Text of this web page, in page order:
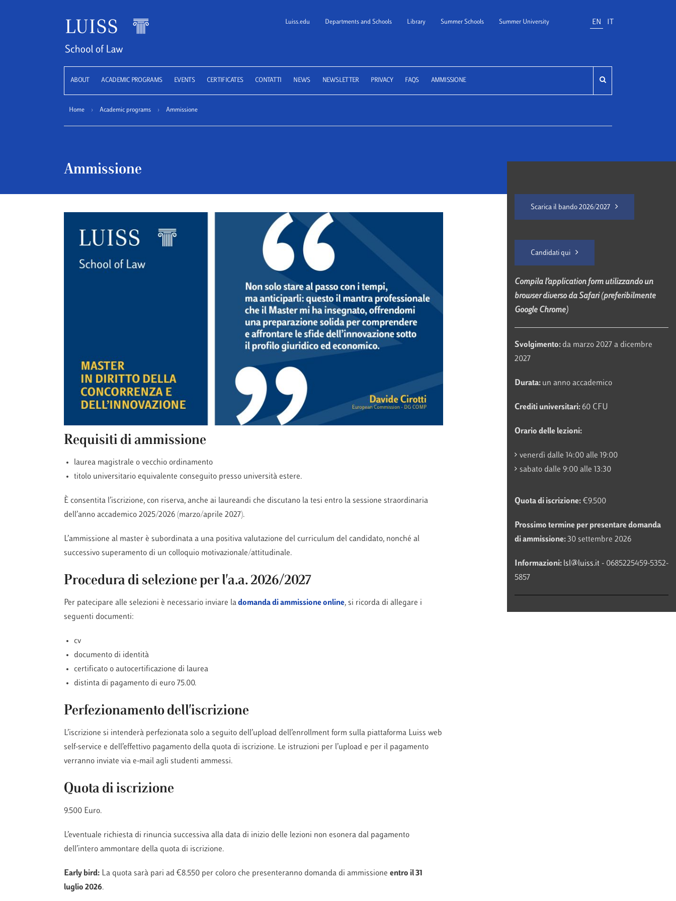
LUISS School of Law
Luiss.edu Departments and Schools Library Summer Schools Summer University EN
ABOUT ACADEMIC PROGRAMS EVENTS CERTIFICATES CONTATTI NEWS NEWSLETTER PRIVACY FAQS AMMISSIONE
Home › Academic programs › Ammissione
Ammissione
Requisiti di ammissione
laurea magistrale o vecchio ordinamento
titolo universitario equivalente conseguito presso università estere.
È consentita l’iscrizione, con riserva, anche ai laureandi che discutano la tesi entro la sessione straordinaria
dell’anno accademico 2025/2026 (marzo/aprile 2027).
L’ammissione al master è subordinata a una positiva valutazione del curriculum del candidato, nonché al
successivo superamento di un colloquio motivazionale/attitudinale.
Procedura di selezione per l'a.a. 2026/2027
Per patecipare alle selezioni è necessario inviare ladomanda di ammissione online, si ricorda di allegare i
seguenti documenti:
cv
documento di identità
certificato o autocertificazione di laurea
distinta di pagamento di euro 75.00.
Perfezionamento dell'iscrizione
L’iscrizione si intenderà perfezionata solo a seguito dell’upload dell’enrollment form sulla piattaforma Luiss web
self-service e dell’effettivo pagamento della quota di iscrizione. Le istruzioni per l’upload e per il pagamento
verranno inviate via e-mail agli studenti ammessi.
Quota di iscrizione
9.500 Euro.
L’eventuale richiesta di rinuncia successiva alla data di inizio delle lezioni non esonera dal pagamento
dell’intero ammontare della quota di iscrizione.
Early bird:La quota sarà pari ad €8.550 per coloro che presenteranno domanda di ammissione entro il 31
luglio 2026.
Scarica il bando 2026/2027
Candidati qui
Compila l’application form utilizzando un
browser diverso da Safari (preferibilmente
Google Chrome)
Svolgimento: da marzo 2027 a dicembre
2027
Durata: un anno accademico
Crediti universitari:60 CFU
Orario delle lezioni:
venerdì dalle 14:00 alle 19:00
sabato dalle 9:00 alle 13:30
Quota di iscrizione:€9.500
Prossimo termine per presentare domanda
di ammissione:30 settembre 2026
Informazioni: lsl@luiss.it - 0685225459-5352-
5857